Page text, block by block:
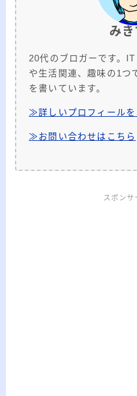
みき
20代のブロガーです。
や生活関連、趣味の1つ
を書いています。
≫詳しいプロフィールを
≫お問い合わせはこちら
スポンサ